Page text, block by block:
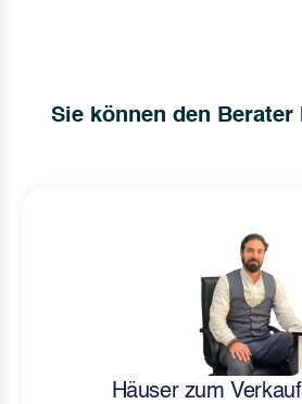
Sie können den
Häuser zum